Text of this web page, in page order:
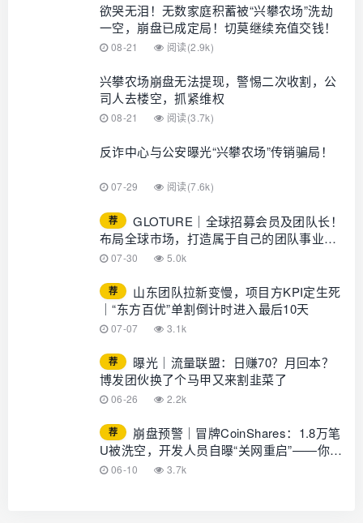
欲哭无泪！无数家庭积蓄被“兴攀农场”洗劫
一空，崩盘已成定局！切莫继续充值交钱！
08-21 阅读(2.9k)
兴攀农场崩盘无法提现，警惕二次收割，公
司人去楼空，抓紧维权
08-21 阅读(3.7k)
反诈中心与公安曝光“兴攀农场”传销骗局！
07-29 阅读(7.6k)
荐
GLOTURE｜全球招募会员及团队长！
布局全球市场，打造属于自己的团队事业，
想增加收入？想打造团队？加入
07-30 5.0k
荐
山东团队拉新变慢，项目方KPI定生死
｜“东方百优”单割倒计时进入最后10天
07-07 3.1k
荐
曝光｜流量联盟：日赚70？月回本？
博发团伙换了个马甲又来割韭菜了
06-26 2.2k
荐
崩盘预警｜冒牌CoinShares：1.8万笔
U被洗空，开发人员自曝“关网重启”——你的
钱早已不在账上
06-10 3.7k